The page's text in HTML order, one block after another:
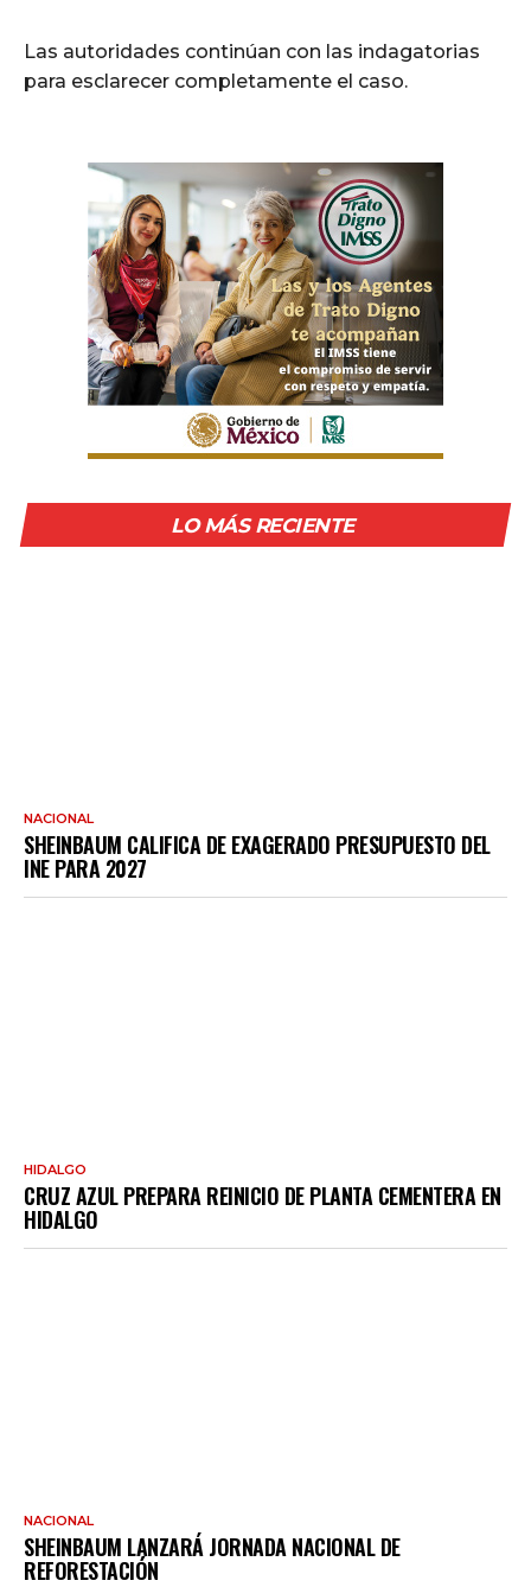
Las autoridades continúan con las indagatorias
para esclarecer completamente el caso.
LO MÁS RECIENTE
NACIONAL
SHEINBAUM CALIFICA DE EXAGERADO PRESUPUESTO DEL
INE PARA 2027
HIDALGO
CRUZ AZUL PREPARA REINICIO DE PLANTA CEMENTERA EN
HIDALGO
NACIONAL
SHEINBAUM LANZARÁ JORNADA NACIONAL DE
REFORESTACIÓN